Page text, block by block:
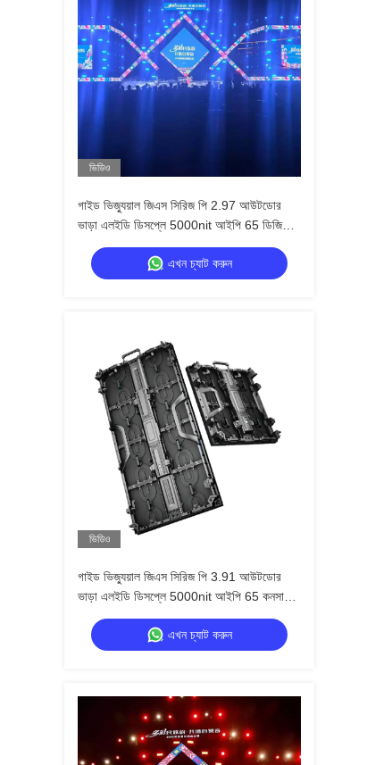
ভিডিও
গাইড ভিজ্যুয়াল জিএস সিরিজ পি 2.97 আউটডোর
ভাড়া এলইডি ডিসপ্লে 5000nit আইপি 65 ডিজিটাল
সিগনেজের জন্য, 7680Hz ডাবল ব্যাকআপ
এখন চ্যাট করুন
ভিডিও
গাইড ভিজ্যুয়াল জিএস সিরিজ পি 3.91 আউটডোর
ভাড়া এলইডি ডিসপ্লে 5000nit আইপি 65 কনসার্ট
ইভেন্টের জন্য, 7680Hz ডুয়াল ব্যাকআপ
এখন চ্যাট করুন